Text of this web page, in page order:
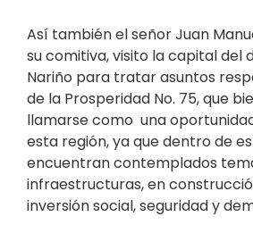
Así también el señor Juan
su comitiva, visito la capital
Nariño para tratar asuntos
de la Prosperidad No. 75, que
llamarse como una
esta región, ya que dentro de
encuentran contemplados
infraestructuras, en
inversión social, seguridad y